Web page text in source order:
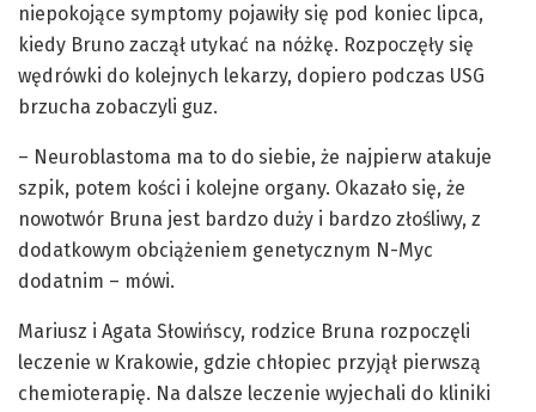
niepokojące symptomy pojawiły się pod koniec lipca,
kiedy Bruno zaczął utykać na nóżkę. Rozpoczęły się
wędrówki do kolejnych lekarzy, dopiero podczas USG
brzucha zobaczyli guz.
– Neuroblastoma ma to do siebie, że najpierw atakuje
szpik, potem kości i kolejne organy. Okazało się, że
nowotwór Bruna jest bardzo duży i bardzo złośliwy, z
dodatkowym obciążeniem genetycznym N-Myc
dodatnim – mówi.
Mariusz i Agata Słowińscy, rodzice Bruna rozpoczęli
leczenie w Krakowie, gdzie chłopiec przyjął pierwszą
chemioterapię. Na dalsze leczenie wyjechali do kliniki